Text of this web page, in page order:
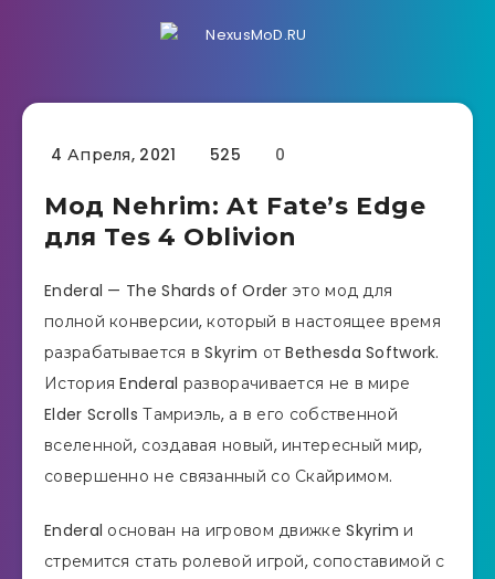
4 Апреля, 2021 525 0
Мод Nehrim: At Fate’s Edge
для Tes 4 Oblivion
Enderal — The Shards of Order это мод для
полной конверсии, который в настоящее время
разрабатывается в Skyrim от Bethesda Softwork.
История Enderal разворачивается не в мире
Elder Scrolls Тамриэль, а в его собственной
вселенной, создавая новый, интересный мир,
совершенно не связанный со Скайримом.
Enderal основан на игровом движке Skyrim и
стремится стать ролевой игрой, сопоставимой с